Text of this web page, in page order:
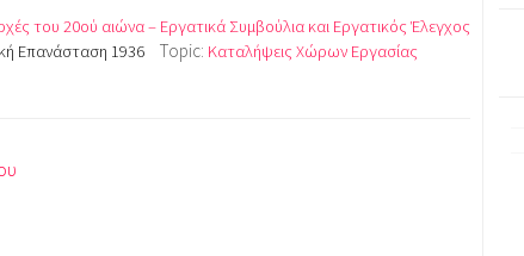
του 20ού αιώνα – Εργατικά Συμβούλια και Εργατικός Έλεγχος
Επανάσταση 1936
Topic: Καταλήψεις Χώρων Εργασίας